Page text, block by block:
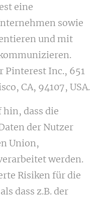
eine
sowie
und mit
Pinterest Inc., 651
CA, 94107, USA.
dass die
der Nutzer
Union,
werden.
Risiken für die
dass z.B. der